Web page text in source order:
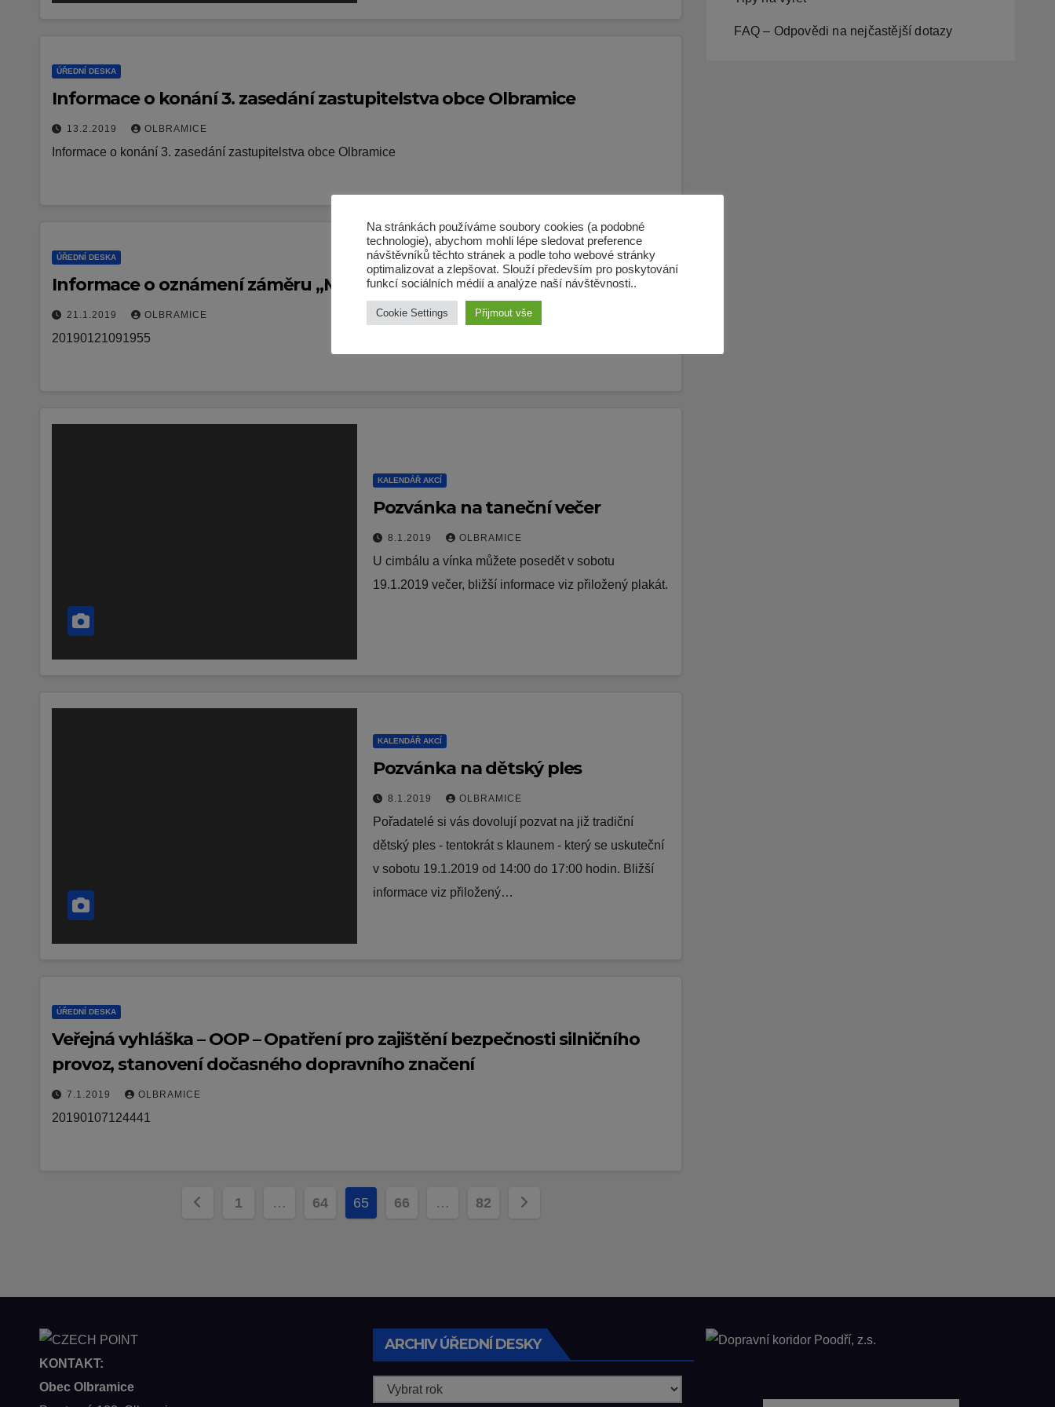
ÚŘEDNÍ DESKA
Informace o konání 3. zasedání zastupitelstva obce Olbramice
13.2.2019 OLBRAMICE
Informace o konání 3. zasedání zastupitelstva obce Olbramice
ÚŘEDNÍ DESKA
Informace o oznámení záměru „Modernizace mléčné farmy Olbramice“
21.1.2019 OLBRAMICE
20190121091955
KALENDÁŘ AKCÍ
Pozvánka na taneční večer
8.1.2019 OLBRAMICE
U cimbálu a vínka můžete posedět v sobotu
19.1.2019 večer, bližší informace viz přiložený plakát.
KALENDÁŘ AKCÍ
Pozvánka na dětský ples
8.1.2019 OLBRAMICE
Pořadatelé si vás dovolují pozvat na již tradiční
dětský ples - tentokrát s klaunem - který se uskuteční
v sobotu 19.1.2019 od 14:00 do 17:00 hodin. Bližší
informace viz přiložený…
ÚŘEDNÍ DESKA
Veřejná vyhláška – OOP – Opatření pro zajištění bezpečnosti silničního
provoz, stanovení dočasného dopravního značení
7.1.2019 OLBRAMICE
20190107124441
Stránkování
1 … 64 65 66 … 82
FAQ – Odpovědi na nejčastější dotazy
KONTAKT:
Obec Olbramice
ARCHIV ÚŘEDNÍ DESKY
Na stránkách používáme soubory cookies (a podobné
technologie), abychom mohli lépe sledovat preference
návštěvníků těchto stránek a podle toho webové stránky
optimalizovat a zlepšovat. Slouží především pro poskytování
funkcí sociálních médií a analýze naší návštěvnosti..
Cookie Settings Přijmout vše